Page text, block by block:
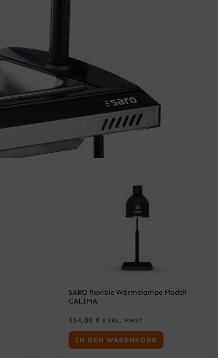
SARO flexible Wärmelampe Modell
CALIMA
154,00 € EXKL. MWST
IN DEN WARENKORB